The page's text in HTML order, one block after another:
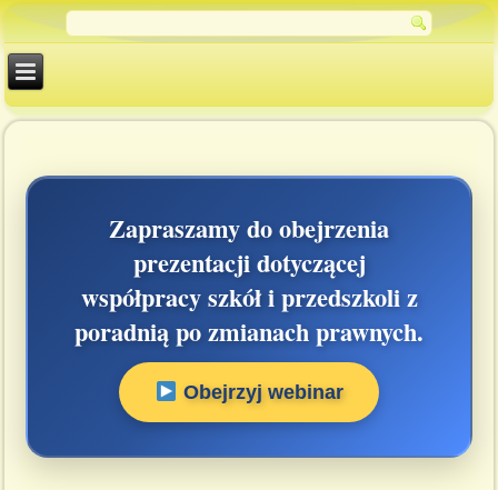
Zapraszamy do obejrzenia
prezentacji dotyczącej
współpracy szkół i przedszkoli z
poradnią po zmianach prawnych.
Obejrzyj webinar